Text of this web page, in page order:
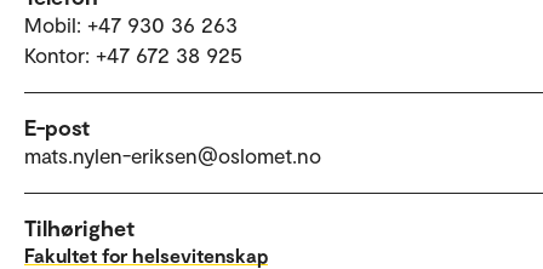
Mobil: +47 930 36 263
Kontor: +47 672 38 925
E-post
mats.nylen-eriksen@oslomet.no
Tilhørighet
Fakultet for helsevitenskap